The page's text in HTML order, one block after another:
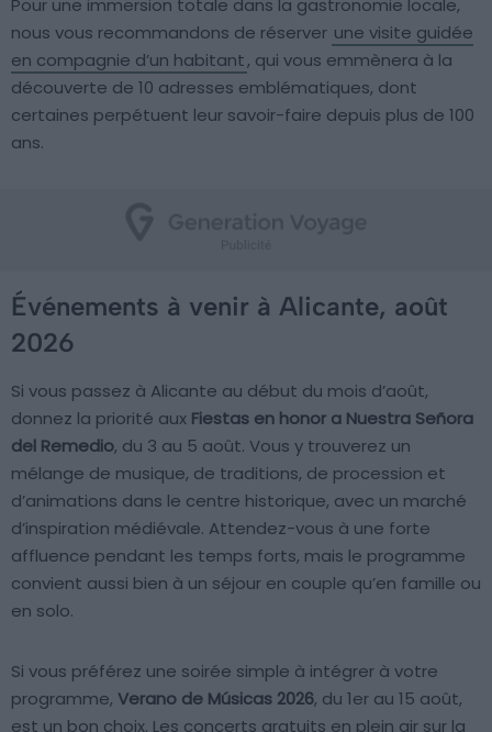
Pour une immersion totale dans la gastronomie locale,
nous vous recommandons de réserver une visite guidée
en compagnie d’un habitant, qui vous emmènera à la
découverte de 10 adresses emblématiques, dont
certaines perpétuent leur savoir-faire depuis plus de 100
ans.
Événements à venir à Alicante, août
2026
Si vous passez à Alicante au début du mois d’août,
donnez la priorité aux Fiestas en honor a Nuestra Señora
del Remedio, du 3 au 5 août. Vous y trouverez un
mélange de musique, de traditions, de procession et
d’animations dans le centre historique, avec un marché
d’inspiration médiévale. Attendez-vous à une forte
affluence pendant les temps forts, mais le programme
convient aussi bien à un séjour en couple qu’en famille ou
en solo.
Si vous préférez une soirée simple à intégrer à votre
programme, Verano de Músicas 2026, du 1er au 15 août,
est un bon choix. Les concerts gratuits en plein air sur la